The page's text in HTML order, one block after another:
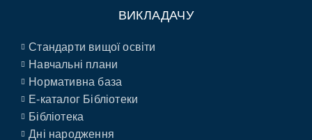
ВИКЛАДАЧУ
Стандарти вищої освіти
Навчальні плани
Нормативна база
E-каталог Бібліотеки
Бібліотека
Дні народження